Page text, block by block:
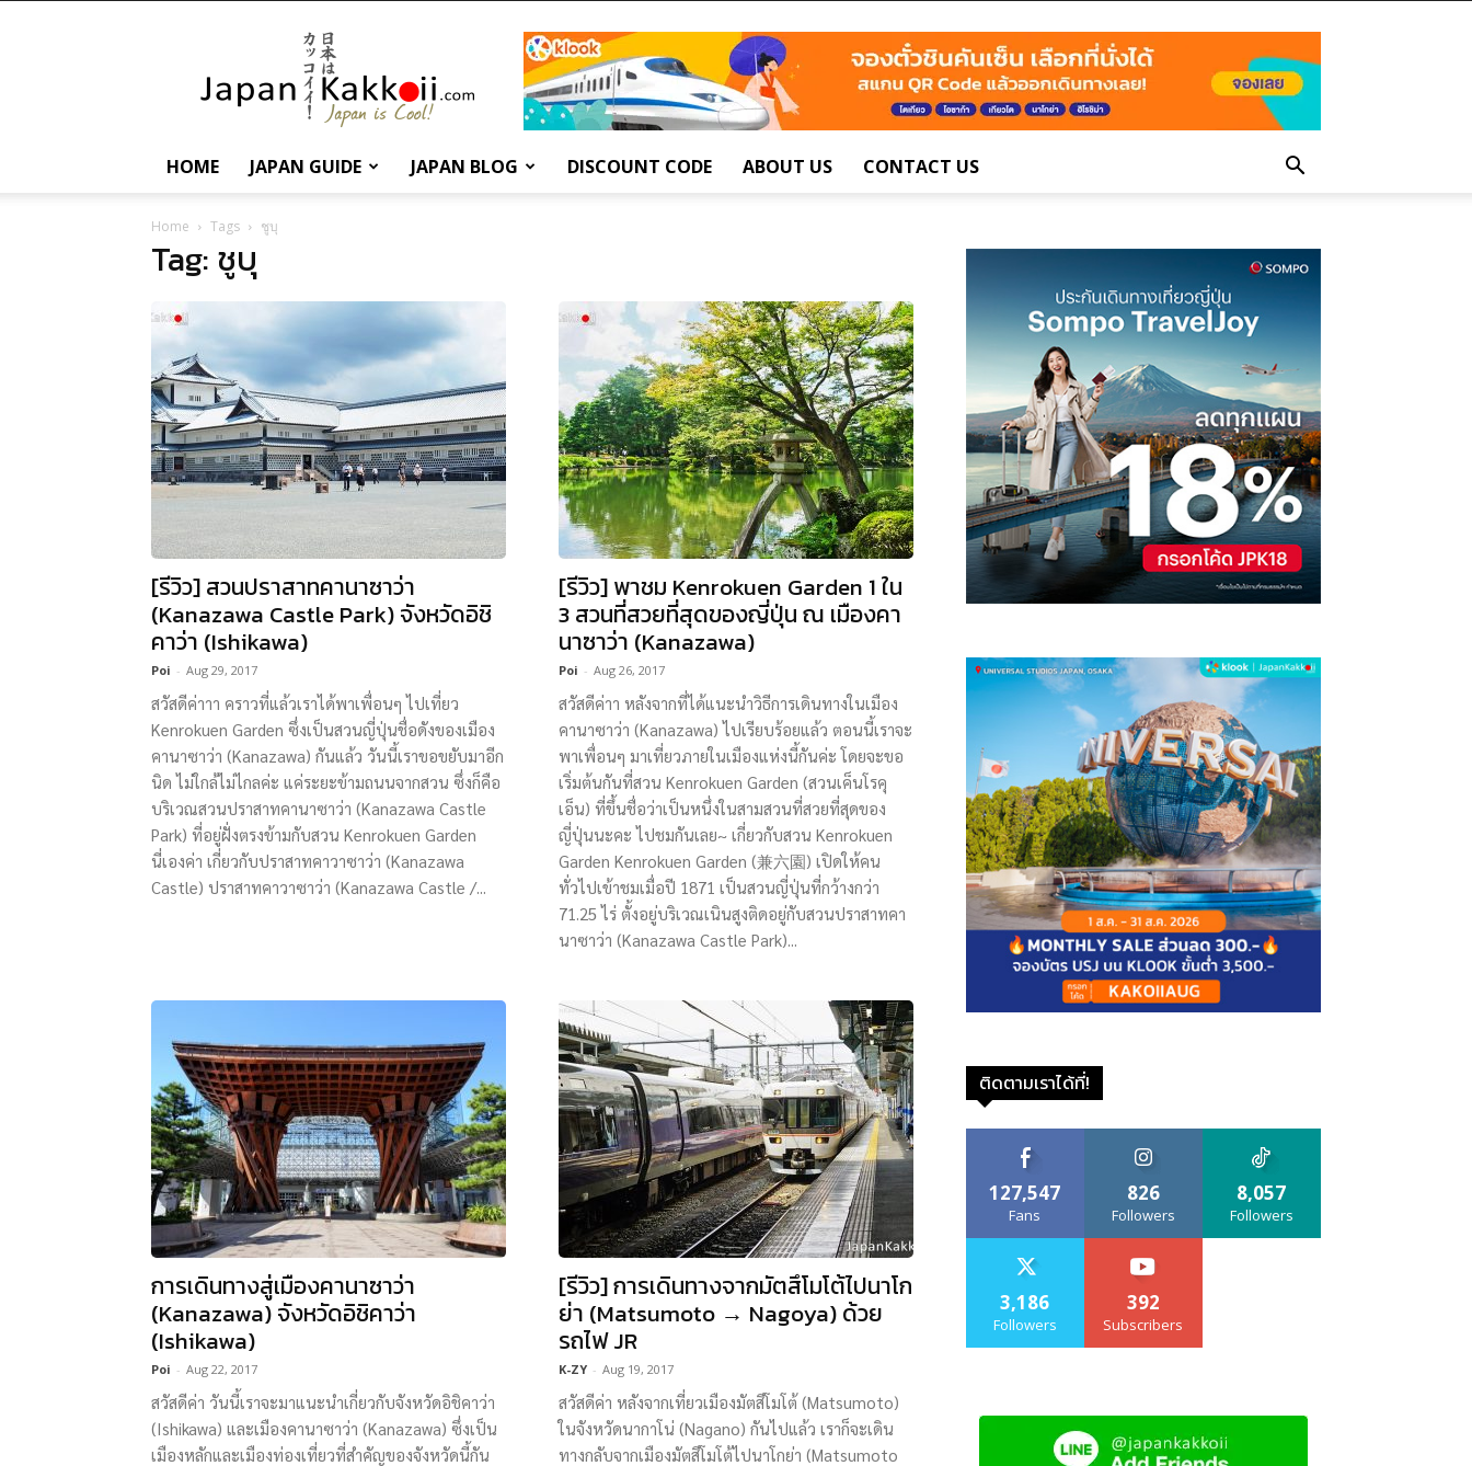
เกี่ยว
กับ
ญี่ปุ่น
และ
การ
HOME JAPAN GUIDE JAPAN BLOG DISCOUNT CODE ABOUT US CONTACT US
Home Tags ชูบุ
Tag: ชูบุ
[รีวิว] สวนปราสาทคานาซาว่า
(Kanazawa Castle Park) จังหวัดอิชิ
คาว่า (Ishikawa)
Poi - Aug 29, 2017
สวัสดีค่าาา คราวที่แล้วเราได้พาเพื่อนๆ ไปเที่ยว
Kenrokuen Garden ซึ่งเป็นสวนญี่ปุ่นชื่อดังของเมือง
คานาซาว่า (Kanazawa) กันแล้ว วันนี้เราขอขยับมาอีก
นิด ไม่ใกล้ไม่ไกลค่ะ แค่ระยะข้ามถนนจากสวน ซึ่งก็คือ
บริเวณสวนปราสาทคานาซาว่า (Kanazawa Castle
Park) ที่อยู่ฝั่งตรงข้ามกับสวน Kenrokuen Garden
นี่เองค่า เกี่ยวกับปราสาทคาวาซาว่า (Kanazawa
Castle) ปราสาทคาวาซาว่า (Kanazawa Castle /...
[รีวิว] พาชม Kenrokuen Garden 1 ใน
3 สวนที่สวยที่สุดของญี่ปุ่น ณ เมืองคา
นาซาว่า (Kanazawa)
Poi - Aug 26, 2017
สวัสดีค่าา หลังจากที่ได้แนะนำวิธีการเดินทางในเมือง
คานาซาว่า (Kanazawa) ไปเรียบร้อยแล้ว ตอนนี้เราจะ
พาเพื่อนๆ มาเที่ยวภายในเมืองแห่งนี้กันค่ะ โดยจะขอ
เริ่มต้นกันที่สวน Kenrokuen Garden (สวนเค็นโรคุ
เอ็น) ที่ขึ้นชื่อว่าเป็นหนึ่งในสามสวนที่สวยที่สุดของ
ญี่ปุ่นนะคะ ไปชมกันเลย~ เกี่ยวกับสวน Kenrokuen
Garden Kenrokuen Garden (兼六園) เปิดให้คน
ทั่วไปเข้าชมเมื่อปี 1871 เป็นสวนญี่ปุ่นที่กว้างกว่า
71.25 ไร่ ตั้งอยู่บริเวณเนินสูงติดอยู่กับสวนปราสาทคา
นาซาว่า (Kanazawa Castle Park)...
การเดินทางสู่เมืองคานาซาว่า
(Kanazawa) จังหวัดอิชิคาว่า
(Ishikawa)
Poi - Aug 22, 2017
สวัสดีค่า วันนี้เราจะมาแนะนำเกี่ยวกับจังหวัดอิชิคาว่า
(Ishikawa) และเมืองคานาซาว่า (Kanazawa) ซึ่งเป็น
เมืองหลักและเมืองท่องเที่ยวที่สำคัญของจังหวัดนี้กัน
[รีวิว] การเดินทางจากมัตสึโมโต้ไปนาโก
ย่า (Matsumoto → Nagoya) ด้วย
รถไฟ JR
K-ZY - Aug 19, 2017
สวัสดีค่า หลังจากเที่ยวเมืองมัตสึโมโต้ (Matsumoto)
ในจังหวัดนากาโน่ (Nagano) กันไปแล้ว เราก็จะเดิน
ทางกลับจากเมืองมัตสึโมโต้ไปนาโกย่า (Matsumoto
ติดตามเราได้ที่!
127,547
Fans
826
Followers
8,057
Followers
3,186
Followers
392
Subscribers